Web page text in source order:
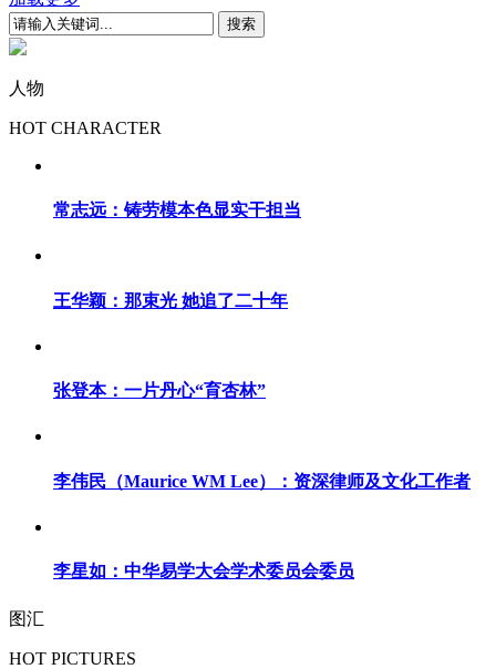
人物
HOT CHARACTER
常志远：铸劳模本色显实干担当
王华颖：那束光 她追了二十年
张登本：一片丹心“育杏林”
李伟民（Maurice WM Lee）：资深律师及文化工作者
李星如：中华易学大会学术委员会委员
图汇
HOT PICTURES